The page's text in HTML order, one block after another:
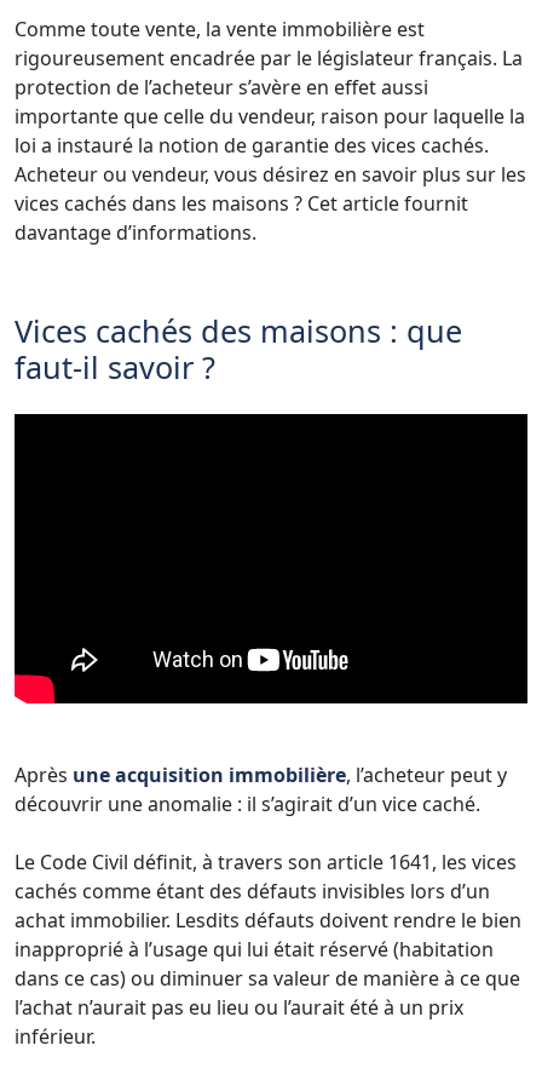
Comme toute vente, la vente immobilière est
rigoureusement encadrée par le législateur français. La
protection de l’acheteur s’avère en effet aussi
importante que celle du vendeur, raison pour laquelle la
loi a instauré la notion de garantie des vices cachés.
Acheteur ou vendeur, vous désirez en savoir plus sur les
vices cachés dans les maisons ? Cet article fournit
davantage d’informations.
Vices cachés des maisons : que
faut-il savoir ?
Après une acquisition immobilière, l’acheteur peut y
découvrir une anomalie : il s’agirait d’un vice caché.
Le Code Civil définit, à travers son article 1641, les vices
cachés comme étant des défauts invisibles lors d’un
achat immobilier. Lesdits défauts doivent rendre le bien
inapproprié à l’usage qui lui était réservé (habitation
dans ce cas) ou diminuer sa valeur de manière à ce que
l’achat n’aurait pas eu lieu ou l’aurait été à un prix
inférieur.